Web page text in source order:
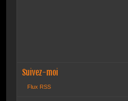
Suivez-moi
Flux RSS